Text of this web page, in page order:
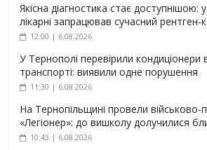
Якісна діагностика стає доступнішою:
лікарні запрацював сучасний рентген-
12:00 | 6.08.2026
У Тернополі перевірили
транспорті: виявили одне порушення
11:30 | 6.08.2026
На Тернопільщині провели військово-
«Легіонер»: до вишколу долучилися
10:43 | 6.08.2026